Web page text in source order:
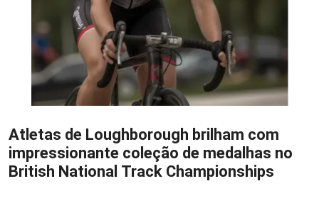
Atletas de Loughborough brilham com
impressionante coleção de medalhas no
British National Track Championships